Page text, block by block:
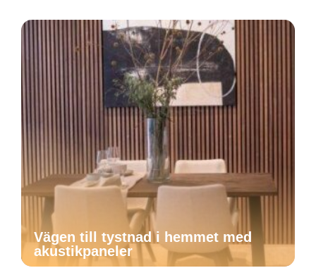
Vägen till tystnad i hemmet med
akustikpaneler